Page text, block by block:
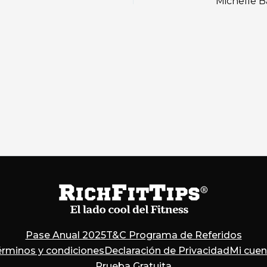
Pase Anual 2025T&C Programa de Referidos
y condicionesDeclaración de PrivacidadMi